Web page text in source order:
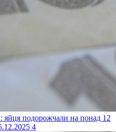
яйця подорожчали на понад 12
4